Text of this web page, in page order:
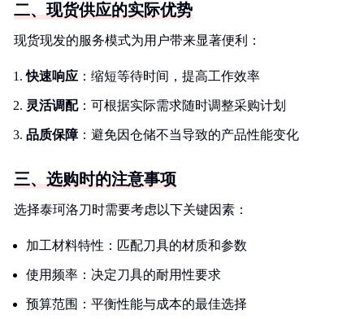
二、现货供应的实际优势
现货现发的服务模式为用户带来显著便利：
快速响应 ：缩短等待时间，提高工作效率
灵活调配：可根据实际需求随时调整采购计划
品质保障：避免因仓储不当导致的产品性能变化
三、选购时的注意事项
选择泰珂洛刀时需要考虑以下关键因素：
加工材料特性：匹配刀具的材质和参数
使用频率：决定刀具的耐用性要求
预算范围：平衡性能与成本的最佳选择